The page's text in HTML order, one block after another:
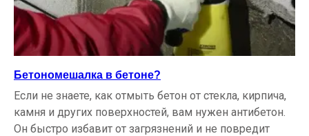
Бетономешалка в бетоне?
Если не знаете, как отмыть бетон от стекла, кирпича,
камня и других поверхностей, вам нужен антибетон.
Он быстро избавит от загрязнений и не повредит